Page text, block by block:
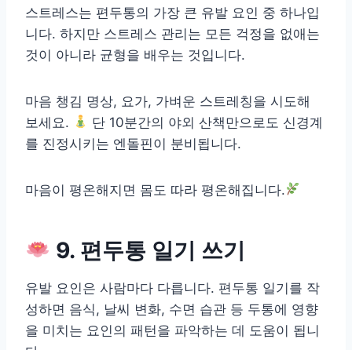
스트레스는 편두통의 가장 큰 유발 요인 중 하나입
니다. 하지만 스트레스 관리는 모든 걱정을 없애는
것이 아니라 균형을 배우는 것입니다.
마음 챙김 명상, 요가, 가벼운 스트레칭을 시도해
보세요.
단 10분간의 야외 산책만으로도 신경계
를 진정시키는 엔돌핀이 분비됩니다.
마음이 평온해지면 몸도 따라 평온해집니다.
9. 편두통 일기 쓰기
유발 요인은 사람마다 다릅니다. 편두통 일기를 작
성하면 음식, 날씨 변화, 수면 습관 등 두통에 영향
을 미치는 요인의 패턴을 파악하는 데 도움이 됩니